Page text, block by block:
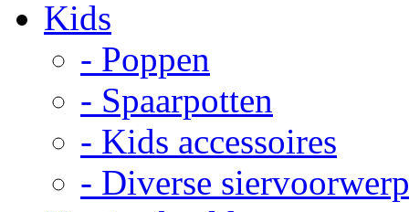
Kids
- Poppen
- Spaarpotten
- Kids accessoires
- Diverse